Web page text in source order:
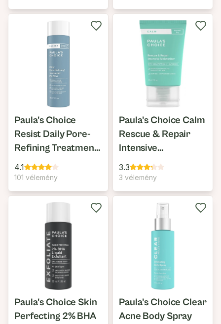
Paula's Choice
Resist Daily Pore-
Refining Treatment
With 2% BHA
4.1
101 vélemény
Paula's Choice Calm
Rescue & Repair
Intensive
Moisturizer
3.3
3 vélemény
Paula's Choice Skin
Perfecting 2% BHA
Paula's Choice Clear
Acne Body Spray